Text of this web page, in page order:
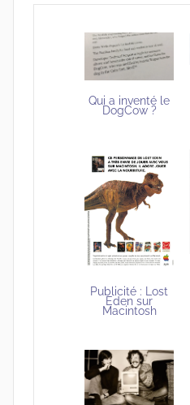
Qui a inventé le
DogCow ?
Publicité : Lost
Eden sur
Macintosh